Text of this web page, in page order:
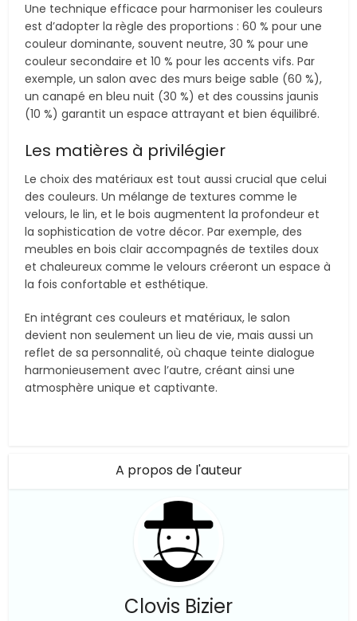
Une technique efficace pour harmoniser les couleurs
est d’adopter la règle des proportions : 60 % pour une
couleur dominante, souvent neutre, 30 % pour une
couleur secondaire et 10 % pour les accents vifs. Par
exemple, un salon avec des murs beige sable (60 %),
un canapé en bleu nuit (30 %) et des coussins jaunis
(10 %) garantit un espace attrayant et bien équilibré.
Les matières à privilégier
Le choix des matériaux est tout aussi crucial que celui
des couleurs. Un mélange de textures comme le
velours, le lin, et le bois augmentent la profondeur et
la sophistication de votre décor. Par exemple, des
meubles en bois clair accompagnés de textiles doux
et chaleureux comme le velours créeront un espace à
la fois confortable et esthétique.
En intégrant ces couleurs et matériaux, le salon
devient non seulement un lieu de vie, mais aussi un
reflet de sa personnalité, où chaque teinte dialogue
harmonieusement avec l’autre, créant ainsi une
atmosphère unique et captivante.
A propos de l'auteur
Clovis Bizier